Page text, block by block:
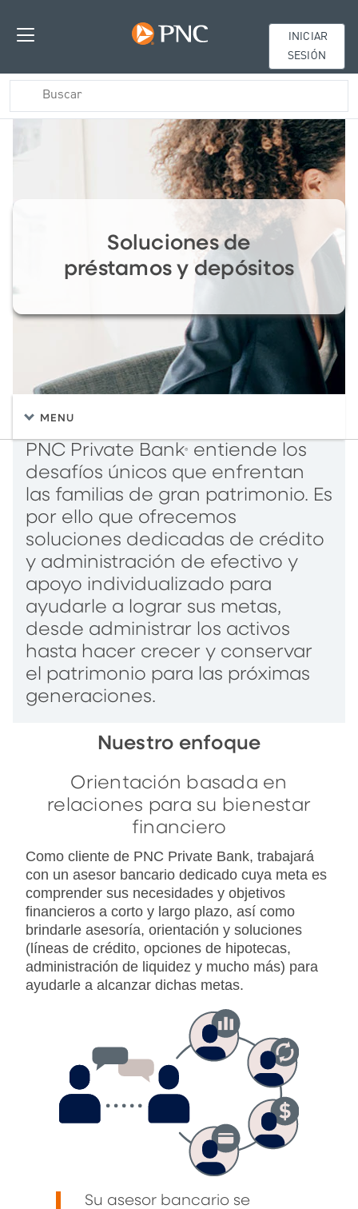
INICIAR
SESIÓN
Soluciones de
préstamos y depósitos
MENU
PNC Private Bank®
entiende los
desafíos únicos que enfrentan
las familias de gran patrimonio. Es
por ello que ofrecemos
soluciones dedicadas de crédito
y administración de efectivo y
apoyo individualizado para
ayudarle a lograr sus metas,
desde administrar los activos
hasta hacer crecer y conservar
el patrimonio para las próximas
generaciones.
Nuestro enfoque
Orientación basada en
relaciones para su bienestar
financiero
Como cliente de PNC Private Bank, trabajará
con un asesor bancario dedicado cuya meta es
comprender sus necesidades y objetivos
financieros a corto y largo plazo, así como
brindarle asesoría, orientación y soluciones
(líneas de crédito, opciones de hipotecas,
administración de liquidez y mucho más) para
ayudarle a alcanzar dichas metas.
Su asesor bancario se